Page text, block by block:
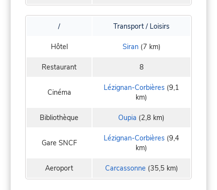
/ Transport / Loisirs
Hôtel Siran(7 km)
Restaurant 8
Cinéma Lézignan-Corbières (9,1
km)
Bibliothèque Oupia (2,8 km)
Gare SNCF Lézignan-Corbières (9,4
km)
Aeroport Carcassonne (35,5 km)